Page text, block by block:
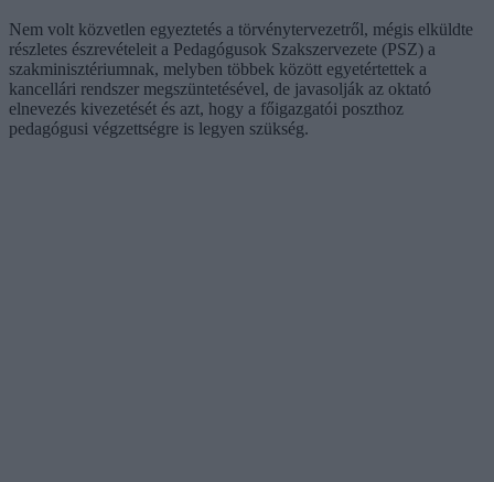
Nem volt közvetlen egyeztetés a törvénytervezetről, mégis elküldte
részletes észrevételeit a Pedagógusok Szakszervezete (PSZ) a
szakminisztériumnak, melyben többek között egyetértettek a
kancellári rendszer megszüntetésével, de javasolják az oktató
elnevezés kivezetését és azt, hogy a főigazgatói poszthoz
pedagógusi végzettségre is legyen szükség.